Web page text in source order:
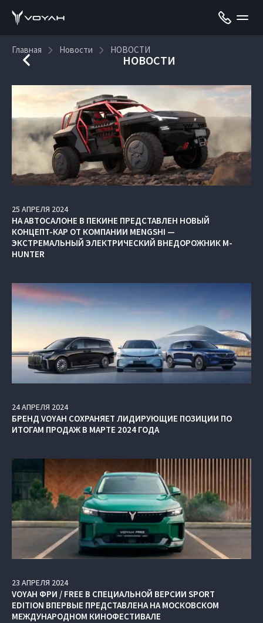
Главная Новости НОВОСТИ
НОВОСТИ
25 АПРЕЛЯ 2024
НА АВТОСАЛОНЕ В ПЕКИНЕ ПРЕДСТАВЛЕН НОВЫЙ
КОНЦЕПТ-КАР ОТ КОМПАНИИ MENGSHI —
ЭКСТРЕМАЛЬНЫЙ ЭЛЕКТРИЧЕСКИЙ ВНЕДОРОЖНИК M-
HUNTER
24АПРЕЛЯ 2024
БРЕНД VOYAH СОХРАНЯЕТ ЛИДИРУЮЩИЕ ПОЗИЦИИ ПО
ИТОГАМ ПРОДАЖ В МАРТЕ 2024 ГОДА
23 АПРЕЛЯ 2024
VOYAH ФРИ / FREE В СПЕЦИАЛЬНОЙ ВЕРСИИ SPORT
EDITION ВПЕРВЫЕ ПРЕДСТАВЛЕНА НА МОСКОВСКОМ
МЕЖДУНАРОДНОМ КИНОФЕСТИВАЛЕ